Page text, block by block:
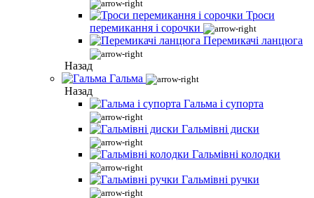
Троси
перемикання і сорочки
Перемикачі ланцюга
Назад
Гальма
Назад
Гальма і супорта
Гальмівні диски
Гальмівні колодки
Гальмівні ручки